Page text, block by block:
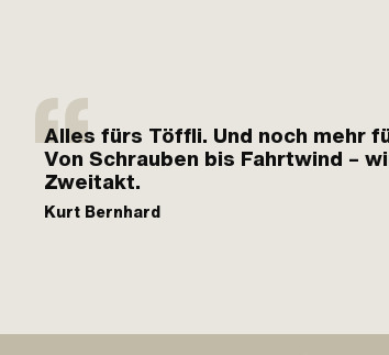
Alles fürs Töffli. Und noch mehr
Von Schrauben bis Fahrtwind –
Zweitakt.
Kurt Bernhard